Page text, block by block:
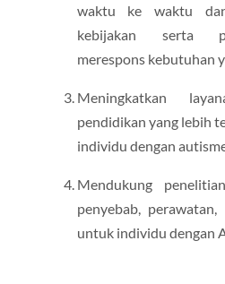
waktu ke waktu
kebijakan serta
merespons kebutuhan
Meningkatkan
pendidikan yang lebih
individu dengan
Mendukung
penyebab,
untuk individu dengan